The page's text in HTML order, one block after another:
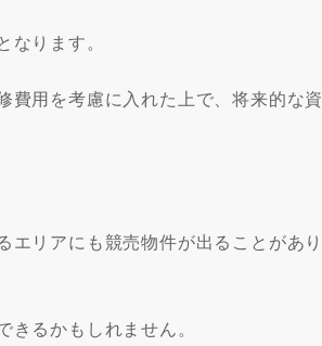
ります。
費用を考慮に入れた上で、将来的な資
リアにも競売物件が出ることがあり
るかもしれません。